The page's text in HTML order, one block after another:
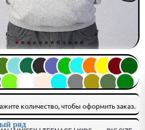
количество, чтобы оформить заказ.
ряд